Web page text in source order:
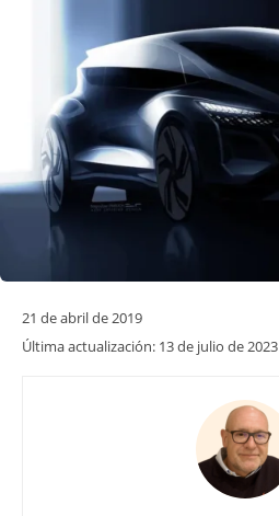
21 de abril de 2019
Última actualización: 13 de julio de 2023